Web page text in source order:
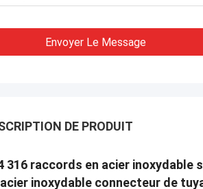
qualité, nous aimons cela ! Et délai
à temps aussi, très
Envoyer Le Message
DE PRODUIT
316 raccords en acier inoxydable
inoxydable connecteur de